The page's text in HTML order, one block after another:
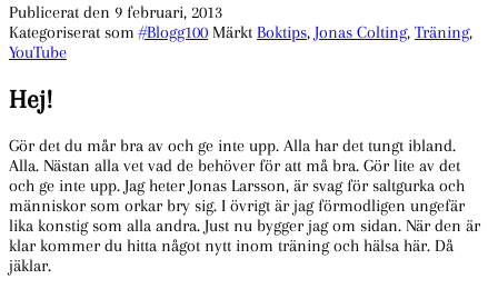
Publicerat den 9 februari, 2013
Kategoriserat som#Blogg100 Märkt Boktips, Jonas Colting, Träning,
YouTube
Hej!
Gör det du mår bra av och ge inte upp. Alla har det tungt ibland.
Alla. Nästan alla vet vad de behöver för att må bra. Gör lite av det
och ge inte upp. Jag heter Jonas Larsson, är svag för saltgurka och
människor som orkar bry sig. I övrigt är jag förmodligen ungefär
lika konstig som alla andra. Just nu bygger jag om sidan. När den är
klar kommer du hitta något nytt inom träning och hälsa här. Då
jäklar.